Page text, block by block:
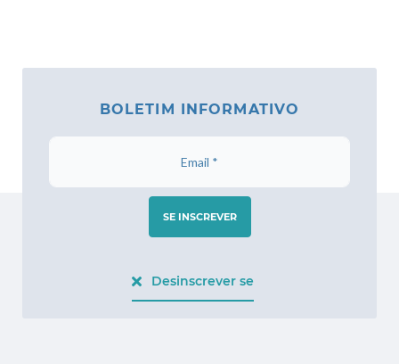
BOLETIM INFORMATIVO
SE INSCREVER
Desinscrever se